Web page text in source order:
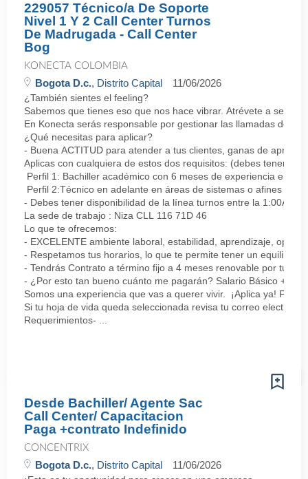
229057 Técnico/a De Soporte
Nivel 1 Y 2 Call Center Turnos
De Madrugada - Call Center
Bog
KONECTA COLOMBIA
Bogota D.c., Distrito Capital 11/06/2026
¿También sientes el feeling?
Sabemos que tienes eso que nos hace vibrar. Atrévete a ser
En Konecta serás responsable por gestionar las llamadas de
¿Qué necesitas para aplicar?
- Buena ACTITUD para atender a tus clientes, ganas de
Aplicas con cualquiera de estos dos requisitos: (debes tener
Perfil 1: Bachiller académico con 6 meses de experiencia en
Perfil 2:Técnico en adelante en áreas de sistemas o afines
- Debes tener disponibilidad de la línea turnos entre la 1:00AM
La sede de trabajo : Niza CLL 116 71D 46
Lo que te ofrecemos:
- EXCELENTE ambiente laboral, estabilidad, aprendizaje,
- Respetamos tus horarios, lo que te permite tener un equilibrio
- Tendrás Contrato a término fijo a 4 meses renovable por tu
- ¿Por esto tan bueno cuánto me pagarán? Salario Básico +
Somos una experiencia que vas a querer vivir. ¡Aplica ya!
Si tu hoja de vida queda seleccionada revisa tu correo
Requerimientos- ...
Desde Bachiller/ Agente Sac
Call Center/ Capacitacion
Paga +contrato Indefinido
CONCENTRIX
Bogota D.c., Distrito Capital 11/06/2026